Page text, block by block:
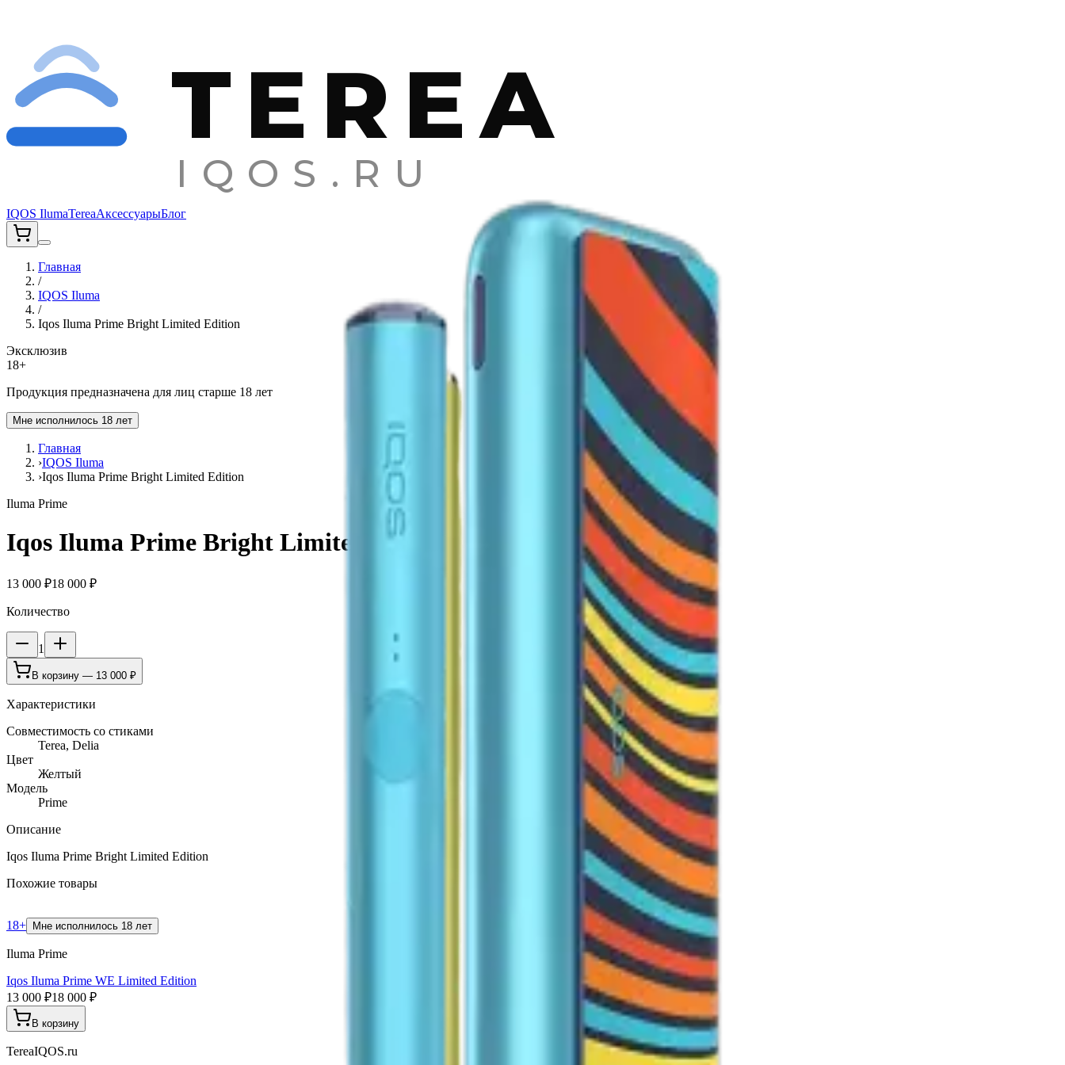
TEREA
IQOS.RU
IQOS IlumaTereaАксессуарыБлог
Главная
/
IQOS Iluma
/
Iqos Iluma Prime Bright Limited Edition
Эксклюзив
18+
Продукция предназначена для лиц старше 18 лет
Мне исполнилось 18 лет
Главная
›IQOS Iluma
›Iqos Iluma Prime Bright Limited Edition
Iluma Prime
Iqos Iluma Prime Bright Limited Edition
13 000 ₽18 000 ₽
Количество
1
В корзину — 13 000 ₽
Характеристики
Совместимость со стиками
Terea, Delia
Цвет
Желтый
Модель
Prime
Описание
Iqos Iluma Prime Bright Limited Edition
Похожие товары
18+ Мне исполнилось 18 лет
Iluma Prime
Iqos Iluma Prime WE Limited Edition
13 000 ₽18 000 ₽
В корзину
TereaIQOS.ru